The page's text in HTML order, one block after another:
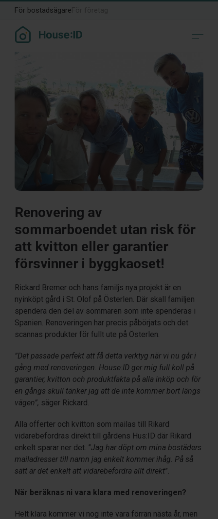
För bostadsägare
Renovering av
sommarboendet utan risk för
att kvitton eller garantier
försvinner i byggkaoset!
Rickard Bremer och hans familjs nya projekt är en
nyinköpt gård i St. Olof på Österlen. Där skall familjen
spendera den del av sommaren som inte spenderas i
Spanien. Renoveringen har precis påbörjats och det
scannas produkter för fullt ute på Österlen.
”Det passade perfekt att få detta verktyg när vi nu går i
gång med renoveringen. House:ID ger mig full koll på
garantier, kvitton och produktfakta på alla inköp och för
en gångs skull tänker jag att de inte kommer bort längs
vägen”, säger Rickard.
Alla offerter och kvitton som mailas till Rikard
vidarebefordras direkt till gårdens Hus:ID där Rikard
enkelt sparar ner det. ”Jag har döpt om mina bostäders
mailadresser till namn jag enkelt kommer ihåg. På så
sätt är det enkelt att vidarebefordra allt direkt”.
När beräknas ni vara klara med renoveringen?
Helt klara kommer vi nog inte vara förrän nästa år, men